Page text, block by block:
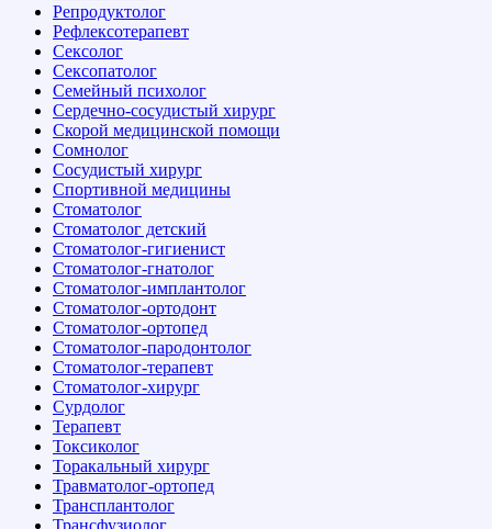
Репродуктолог
Рефлексотерапевт
Сексолог
Сексопатолог
Семейный психолог
Сердечно-сосудистый хирург
Скорой медицинской помощи
Сомнолог
Сосудистый хирург
Спортивной медицины
Стоматолог
Стоматолог детский
Стоматолог-гигиенист
Стоматолог-гнатолог
Стоматолог-имплантолог
Стоматолог-ортодонт
Стоматолог-ортопед
Стоматолог-пародонтолог
Стоматолог-терапевт
Стоматолог-хирург
Сурдолог
Терапевт
Токсиколог
Торакальный хирург
Травматолог-ортопед
Трансплантолог
Трансфузиолог